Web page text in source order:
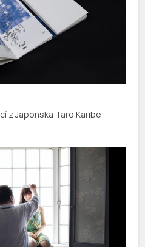
z Japonska Taro Karibe